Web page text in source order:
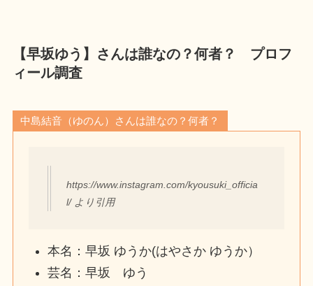
【早坂ゆう】さんは誰なの？何者？ プロフ
ィール調査
中島結音（ゆのん）さんは誰なの？何者？
https://www.instagram.com/kyousuki_officia
l/ より引用
本名：早坂 ゆうか(はやさか ゆうか）
芸名：早坂 ゆう